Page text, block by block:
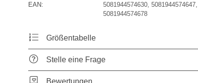
EAN:
5081944574630,
5081944574678
Größentabelle
Stelle eine Frage
Bewertungen